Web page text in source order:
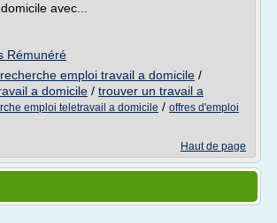
avec...
Rémunéré
recherche emploi travail a domicile /
a domicile / trouver un travail a
emploi teletravail a domicile / offres d'emploi
Haut de page